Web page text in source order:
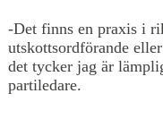
-Det finns en praxis i
utskottsordförande
det tycker jag är
partiledare.